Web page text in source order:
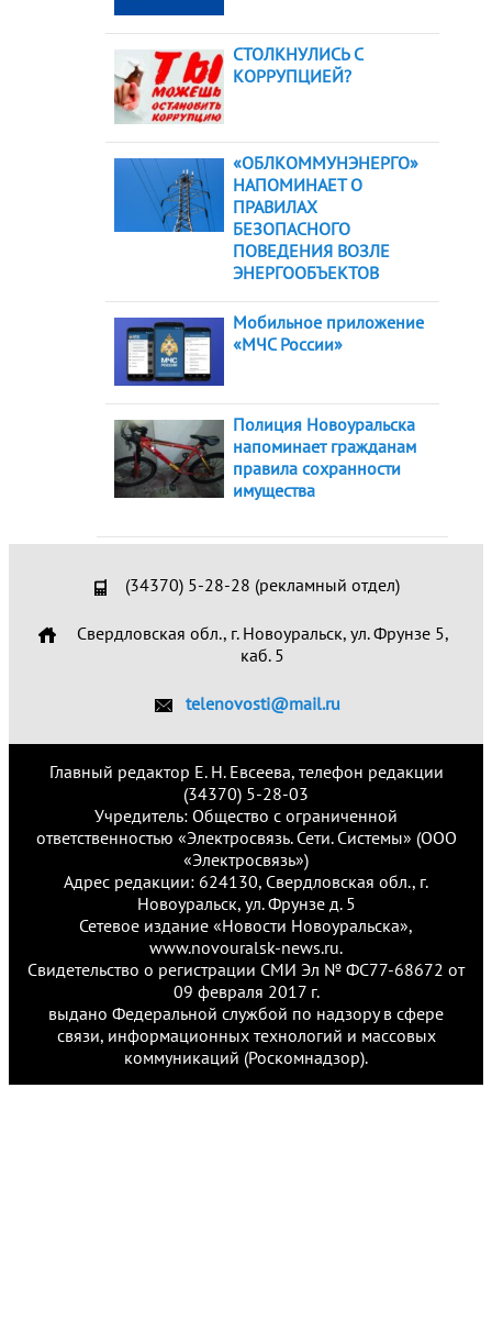
СТОЛКНУЛИСЬ С
КОРРУПЦИЕЙ?
«ОБЛКОММУНЭНЕРГО»
НАПОМИНАЕТ О
ПРАВИЛАХ
БЕЗОПАСНОГО
ПОВЕДЕНИЯ ВОЗЛЕ
ЭНЕРГООБЪЕКТОВ
Мобильное приложение
«МЧС России»
Полиция Новоуральска
напоминает гражданам
правила сохранности
имущества
(34370) 5-28-28 (рекламный отдел)
Свердловская обл., г. Новоуральск, ул. Фрунзе 5,
каб. 5
telenovosti@mail.ru
Главный редактор Е. Н. Евсеева, телефон редакции
(34370) 5-28-03
Учредитель: Общество с ограниченной
ответственностью «Электросвязь. Сети. Системы» (ООО
«Электросвязь»)
Адрес редакции: 624130, Свердловская обл., г.
Новоуральск, ул. Фрунзе д. 5
Сетевое издание «Новости Новоуральска»,
www.novouralsk-news.ru.
Свидетельство о регистрации СМИ Эл № ФС77-68672 от
09 февраля 2017 г.
выдано Федеральной службой по надзору в сфере
связи, информационных технологий и массовых
коммуникаций (Роскомнадзор).